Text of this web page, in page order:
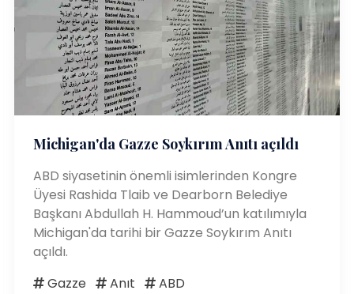
Michigan'da Gazze Soykırım Anıtı açıldı
ABD siyasetinin önemli isimlerinden Kongre
Üyesi Rashida Tlaib ve Dearborn Belediye
Başkanı Abdullah H. Hammoud’un katılımıyla
Michigan'da tarihi bir Gazze Soykırım Anıtı
açıldı.
Gazze
Anıt ABD